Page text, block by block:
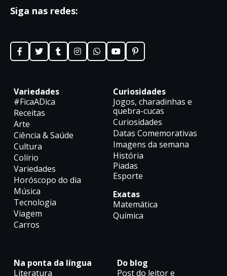
Siga nas redes:
Variedades
#FicaADica
Receitas
Arte
Ciência & Saúde
Cultura
Colírio
Variedades
Horóscopo do dia
Música
Tecnologia
Viagem
Carros
Curiosidades
Jogos, charadinhas e
quebra-cucas
Curiosidades
Datas Comemorativas
Imagens da semana
História
Piadas
Esporte
Exatas
Matemática
Química
Na ponta da língua
Literatura
Do blog
Post do leitor e